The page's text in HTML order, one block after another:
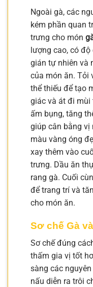
Ngoài gà, các
kém phần quan
trưng cho món
lượng cao, có
gián tự nhiên và
của món ăn. Tỏi
thể thiếu để tạo
giác và át đi mùi
ấm bụng, tăng
giúp cân bằng vị
màu vàng óng
xay thêm vào
trưng. Dầu ăn
rang gà. Cuối
để trang trí và
cho món ăn.
Sơ chế Gà
Sơ chế đúng
thấm gia vị tốt
sàng các
nấu diễn ra trôi